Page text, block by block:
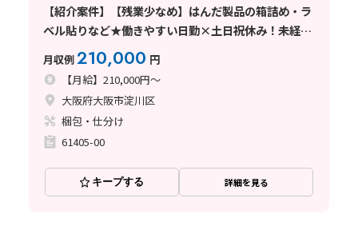
【紹介案件】【残業少なめ】はんだ製品の箱詰め・ラ
ベル貼りなど★働きやすい日勤×土日祝休み！未経験
月収例210,000 円
【月給】210,000円～
大阪府大阪市淀川区
梱包・仕分け
61405-00
キープする 詳細を見る